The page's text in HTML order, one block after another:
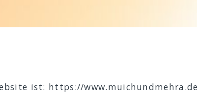
ist: https://